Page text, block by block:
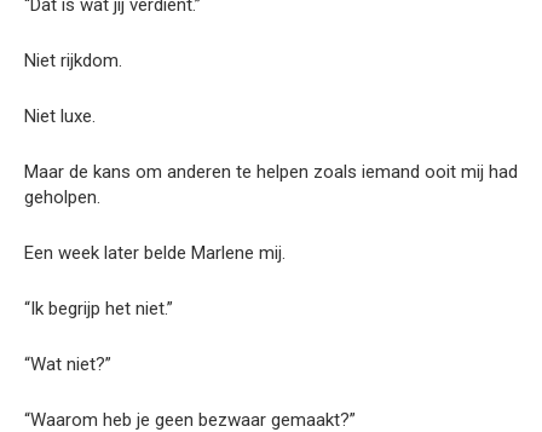
“Dat is wat jij verdient.”
Niet rijkdom.
Niet luxe.
Maar de kans om anderen te helpen zoals iemand ooit mij had
geholpen.
Een week later belde Marlene mij.
“Ik begrijp het niet.”
“Wat niet?”
“Waarom heb je geen bezwaar gemaakt?”